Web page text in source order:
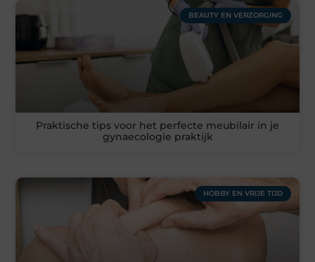
BEAUTY EN VERZORGING
Praktische tips voor het perfecte meubilair in je
gynaecologie praktijk
HOBBY EN VRIJE TIJD